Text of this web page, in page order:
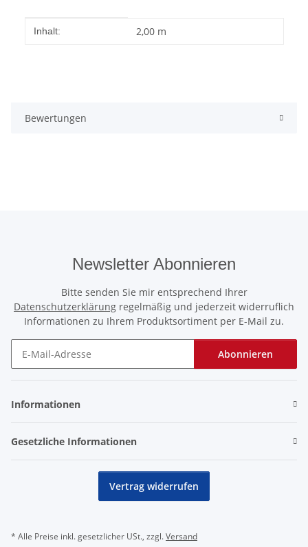
Produkteigenschaft
Wert
Inhalt: 2,00 m
Bewertungen
Newsletter Abonnieren
Bitte senden Sie mir entsprechend Ihrer
Datenschutzerklärung regelmäßig und jederzeit widerruflich
Informationen zu Ihrem Produktsortiment per E-Mail zu.
Abonnieren
Informationen
Gesetzliche Informationen
Vertrag widerrufen
* Alle Preise inkl. gesetzlicher USt., zzgl.Versand